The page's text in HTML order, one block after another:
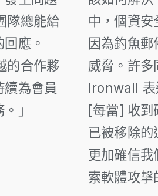
隊總能給
應。
的合作夥
續為會員
」
中，個資
因為釣魚
威脅。許多
Ironwall 表
[每當] 收到
已被移除
更加確信我
索軟體攻擊